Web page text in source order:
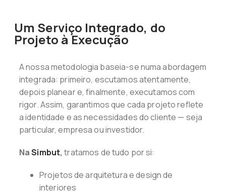
Um Serviço Integrado, do
Projeto à Execução
A nossa metodologia baseia-se numa abordagem
integrada: primeiro, escutamos atentamente,
depois planear e, finalmente, executamos com
rigor. Assim, garantimos que cada projeto reflete
a identidade e as necessidades do cliente — seja
particular, empresa ou investidor.
NaSimbut,tratamos de tudo por si:
Projetos de arquitetura e design de
interiores